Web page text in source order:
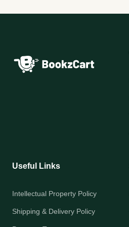
Useful Links
Intellectual Property Policy
Shipping & Delivery Policy